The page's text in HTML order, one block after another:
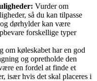
Vurder om
så du kan tilpasse
dørhylder kan være
forskellige typer
om køleskabet har en god
og opretholde den
en fordel at finde et
især hvis det skal placeres i